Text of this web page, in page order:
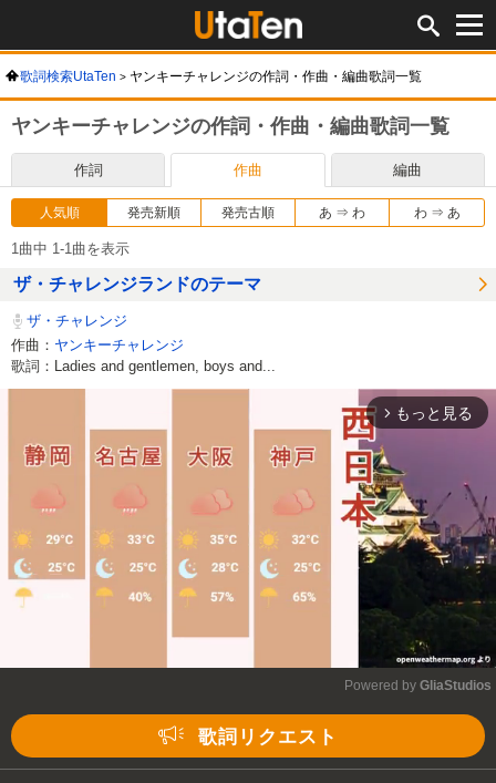
歌詞検索UtaTen ヤンキーチャレンジの作詞・作曲・編曲歌詞一覧
ヤンキーチャレンジの作詞・作曲・編曲歌詞一覧
作詞 作曲 編曲
人気順 発売新順 発売古順 あ ⇒ わ わ ⇒ あ
1曲中 1-1曲を表示
ザ・チャレンジランドのテーマ
ザ・チャレンジ
作曲： ヤンキーチャレンジ
歌詞：Ladies and gentlemen, boys and...
arrow_forward_ios もっと見る
Powered by GliaStudios
歌詞リクエスト